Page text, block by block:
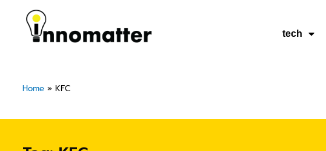
content
tech
Home» KFC